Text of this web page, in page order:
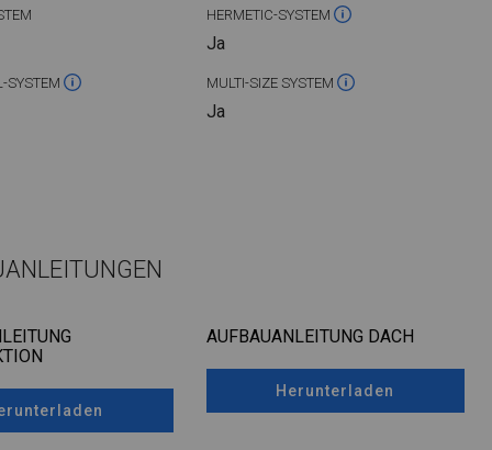
HERMETIC-SYSTEM
Ja
SYSTEM MULTI-SIZE SYSTEM
Ja
AUFBAUANLEITUNG DACH
Herunterladen